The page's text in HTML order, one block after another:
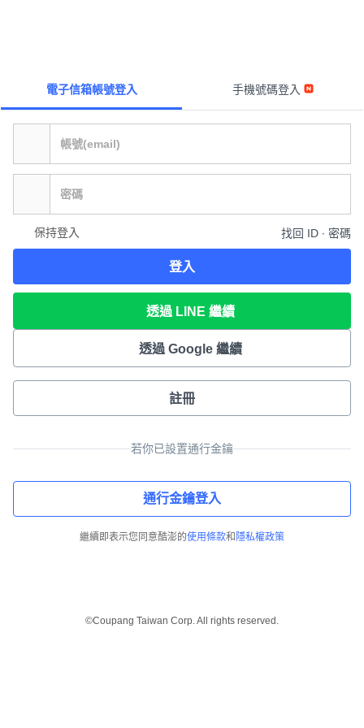
電子信箱帳號登入 手機號碼登入
保持登入 找回 ID ∙ 密碼
登入
透過 LINE 繼續
透過 Google 繼續
註冊
若你已設置通行金鑰
通行金鑰登入
繼續即表示您同意酷澎的使用條款和 隱私權政策
©Coupang Taiwan Corp. All rights reserved.